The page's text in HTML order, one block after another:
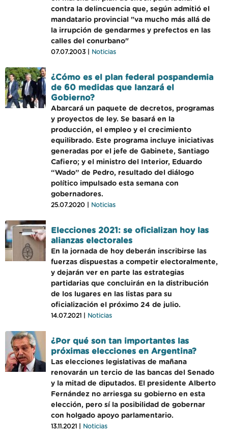
contra la delincuencia que, según admitió el
mandatario provincial "va mucho más allá de
la irrupción de gendarmes y prefectos en las
calles del conurbano"
07.07.2003 | Noticias
¿Cómo es el plan federal pospandemia
de 60 medidas que lanzará el
Gobierno?
Abarcará un paquete de decretos, programas
y proyectos de ley. Se basará en la
producción, el empleo y el crecimiento
equilibrado. Este programa incluye iniciativas
generadas por el jefe de Gabinete, Santiago
Cafiero; y el ministro del Interior, Eduardo
“Wado” de Pedro, resultado del diálogo
político impulsado esta semana con
gobernadores.
25.07.2020 | Noticias
Elecciones 2021: se oficializan hoy las
alianzas electorales
En la jornada de hoy deberán inscribirse las
fuerzas dispuestas a competir electoralmente,
y dejarán ver en parte las estrategias
partidarias que concluirán en la distribución
de los lugares en las listas para su
oficialización el próximo 24 de julio.
14.07.2021 | Noticias
¿Por qué son tan importantes las
próximas elecciones en Argentina?
Las elecciones legislativas de mañana
renovarán un tercio de las bancas del Senado
y la mitad de diputados. El presidente Alberto
Fernández no arriesga su gobierno en esta
elección, pero sí la posibilidad de gobernar
con holgado apoyo parlamentario.
13.11.2021 | Noticias